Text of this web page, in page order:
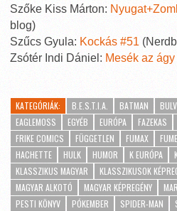
Szőke Kiss Márton:
blog)
Szűcs Gyula: Kockás #51
Zsótér Indi Dániel: Mesék az ágy
KATEGÓRIÁK: B.E.S.T.I.A. BATMAN
EAGLEMOSS
EGYÉB EURÓPA FAZEKAS
FRIKE COMICS
FÜGGETLEN FUMAX
HACHETTE
HULK HUMOR K EURÓPA
KLASSZIKUS MAGYAR
KLASSZIKUSOK
MAGYAR ALKOTÓ
MAGYAR KÉPREGÉNY
PESTI KÖNYV
PÓKEMBER SPIDER-MAN